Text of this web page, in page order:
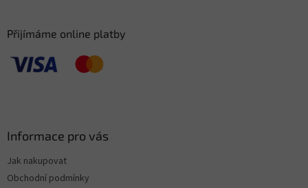
Přijímáme online platby
Informace pro vás
Jak nakupovat
Obchodní podmínky